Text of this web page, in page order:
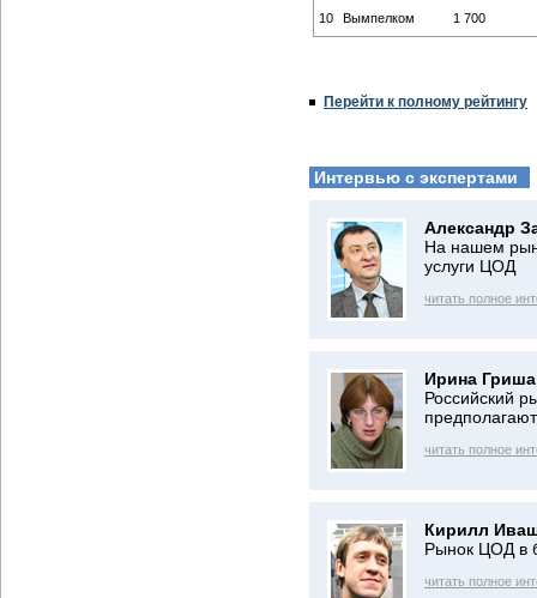
10 Вымпелком 1 700
Перейти к полному рейтингу
Интервью с экспертами
Александр
На нашем
услуги ЦОД
читать полное
Ирина
Российский
читать полное
Кирилл
Рынок ЦОД в
читать полное